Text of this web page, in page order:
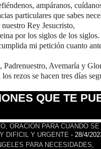
ampáranos,
particulares que sabes
nuestro Rey Jesucristo,
por los siglos de los siglos.
mi petición cuanto
Padrenuestro, Avemaría y
rezos se hacen tres días
QUE TE
ORACION PARA CUANDO SE
DIFICIL Y URGENTE - 28/4/
PARA NECESIDADES,